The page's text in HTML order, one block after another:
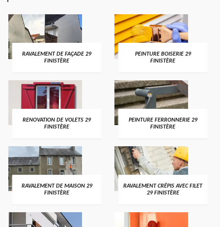
RAVALEMENT DE FAÇADE 29
FINISTÈRE
PEINTURE BOISERIE 29
FINISTÈRE
RENOVATION DE VOLETS 29
FINISTÈRE
PEINTURE FERRONNERIE 29
FINISTÈRE
RAVALEMENT DE MAISON 29
FINISTÈRE
RAVALEMENT CRÉPIS AVEC FILET
29 FINISTÈRE